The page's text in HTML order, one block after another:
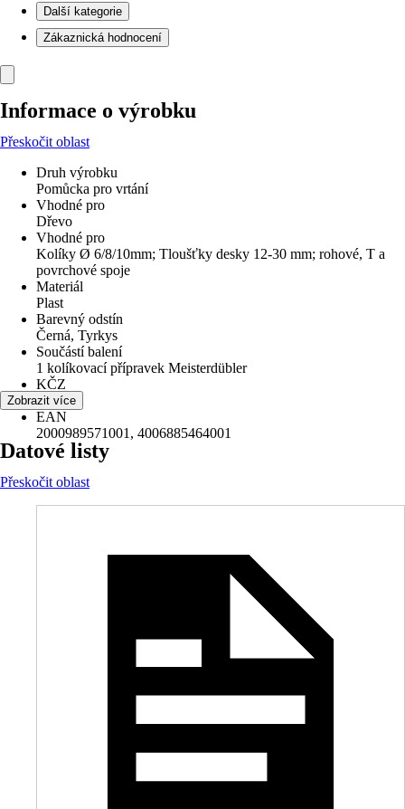
Další kategorie
Zákaznická hodnocení
Informace o výrobku
Přeskočit oblast
Druh výrobku
Pomůcka pro vrtání
Vhodné pro
Dřevo
Vhodné pro
Kolíky Ø 6/8/10mm; Tloušťky desky 12-30 mm; rohové, T a
povrchové spoje
Materiál
Plast
Barevný odstín
Černá, Tyrkys
Součástí balení
1 kolíkovací přípravek Meisterdübler
KČZ
28ZC
EAN
2000989571001, 4006885464001
Zobrazit více
Datové listy
Přeskočit oblast